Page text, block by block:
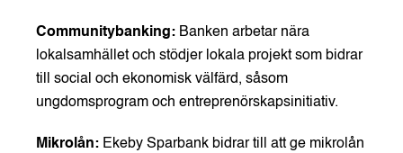
Communitybanking: Banken arbetar nära
lokalsamhället och stödjer lokala projekt som bidrar
till social och ekonomisk välfärd, såsom
ungdomsprogram och entreprenörskapsinitiativ.
Mikrolån: Ekeby Sparbank bidrar till att ge mikrolån